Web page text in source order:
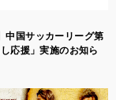
中国サッカーリーグ第
応援」実施のお知ら